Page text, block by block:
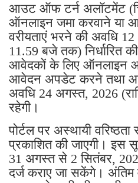
आउट ऑफ टर्न अलॉटमेंट
ऑनलाइन जमा करवाने या
वरीयताएं भरने की अवधि
11.59 बजे तक) निर्धारित
आवेदकों के लिए ऑनलाइन
आवेदन अपडेट करने तथा
अवधि 24 अगस्त, 2026
रहेगी।
पोर्टल पर अस्थायी
प्रकाशित की जाएगी। इस
31 अगस्त से 2 सितंबर,
दर्ज कराए जा सकेंगे। अंतिम